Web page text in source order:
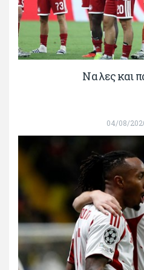
Να λες και
04/08/